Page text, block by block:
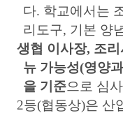
다. 학교에서는
리도구, 기본 양
생협 이사장, 조
뉴 가능성(영양
을 기준으로 심
2등(협동상)은 산